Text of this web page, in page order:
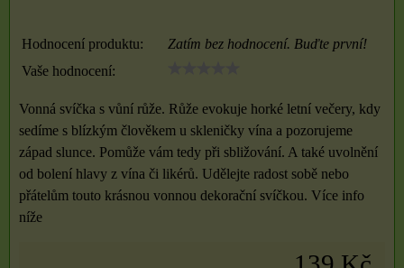
Hodnocení produktu:
Zatím bez hodnocení. Buďte první!
Vaše hodnocení:
Vonná svíčka s vůní růže. Růže evokuje horké letní večery, kdy
sedíme s blízkým člověkem u skleničky vína a pozorujeme
západ slunce. Pomůže vám tedy při sbližování. A také uvolnění
od bolení hlavy z vína či likérů. Udělejte radost sobě nebo
přátelům touto krásnou vonnou dekorační svíčkou. Více info
níže